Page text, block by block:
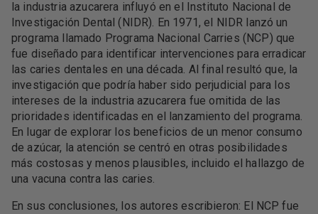
la industria azucarera influyó en el Instituto Nacional de
Investigación Dental (NIDR). En 1971, el NIDR lanzó un
programa llamado Programa Nacional Carries (NCP) que
fue diseñado para identificar intervenciones para erradicar
las caries dentales en una década. Al final resultó que, la
investigación que podría haber sido perjudicial para los
intereses de la industria azucarera fue omitida de las
prioridades identificadas en el lanzamiento del programa.
En lugar de explorar los beneficios de un menor consumo
de azúcar, la atención se centró en otras posibilidades
más costosas y menos plausibles, incluido el hallazgo de
una vacuna contra las caries.
En sus conclusiones, los autores escribieron: El NCP fue